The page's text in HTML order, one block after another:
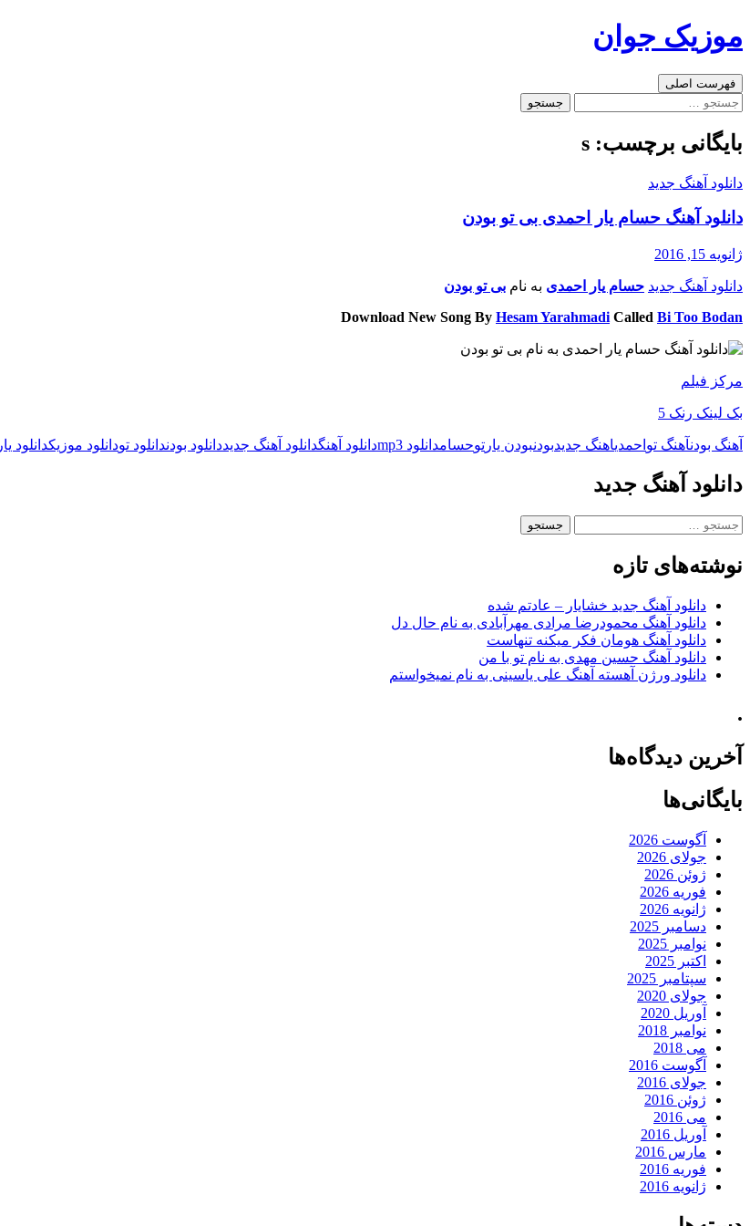
به
موزیک جوان
جست‌وجو
فهرست اصلی
جستجو
بایگانی برچسب: s
دانلود آهنگ جدید
دانلود آهنگ حسام یار احمدی بی تو بودن
ژانویه 15, 2016
دانلود آهنگ جدید حسام یار احمدی به نام بی تو بودن
Download New Song By Hesam Yarahmadi Called Bi Too Bodan
مرکز فیلم
بک لینک رنک 5
آهنگ بودنآهنگ تو احمدیاهنگ جدیدبودنبودن یار توحسامدانلود mp3 دانلود آهنگدانلود آهنگ جدیددانلود بودندانلود تودانلود موزیکدانلود یار
دانلود آهنگ جدید
جستجو
نوشته‌های تازه
دانلود آهنگ جدید خشایار – عادتم شده
دانلود آهنگ محمودرضا مرادی مهرآبادی به نام حال دل
دانلود آهنگ هومان فکر میکنه تنهاست
دانلود آهنگ حسین مهدی به نام تو با من
دانلود ورژن آهسته آهنگ علی یاسینی به نام نمیخواستم
.
آخرین دیدگاه‌ها
بایگانی‌ها
آگوست 2026
جولای 2026
ژوئن 2026
فوریه 2026
ژانویه 2026
دسامبر 2025
نوامبر 2025
اکتبر 2025
سپتامبر 2025
جولای 2020
آوریل 2020
نوامبر 2018
می 2018
آگوست 2016
جولای 2016
ژوئن 2016
می 2016
آوریل 2016
مارس 2016
فوریه 2016
ژانویه 2016